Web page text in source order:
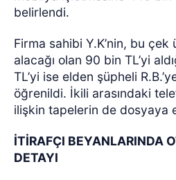
belirlendi.
Firma sahibi Y.K’nin, bu çek
alacağı olan 90 bin TL’yi
TL’yi ise elden şüpheli
öğrenildi. İkili arasındaki
ilişkin tapelerin de dosyaya
İTİRAFÇI BEYANLARINDA
DETAYI